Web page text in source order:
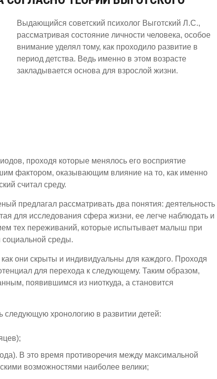
Выдающийся советский психолог Выготский Л.С.,
рассматривая состояние личности человека, особое
внимание уделял тому, как проходило развитие в
период детства. Ведь именно в этом возрасте
закладывается основа для взрослой жизни.
проходя которые менялось его восприятие
фактором, оказывающим влияние на то, как именно
считал среду.
предлагал рассматривать два понятия: деятельность
для исследования сфера жизни, еелегче наблюдать и
тех переживаний, которые испытывает малыш при
среды.
они скрыты и индивидуальны для каждого. Проходя
для перехода к следующему. Таким образом,
появившимся из ниоткуда, а становится
следующую хронологию в развитии детей:
;
В это время противоречия между максимальной
возможностями наиболее велики;